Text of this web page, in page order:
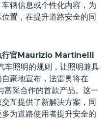
辆信息或个性化内容，为
置，在提升道路安全的同
行官Maurizio Martinelli
车照明的规则，让照明兼具
豪地宣布，法雷奥将在
采合作的首款产品。这一
互提供了新解决方案，同
为道路使用者提升安全的